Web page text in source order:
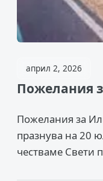
април 2, 2026
Пожелания
Пожелания за
празнува на 20
честваме Свети